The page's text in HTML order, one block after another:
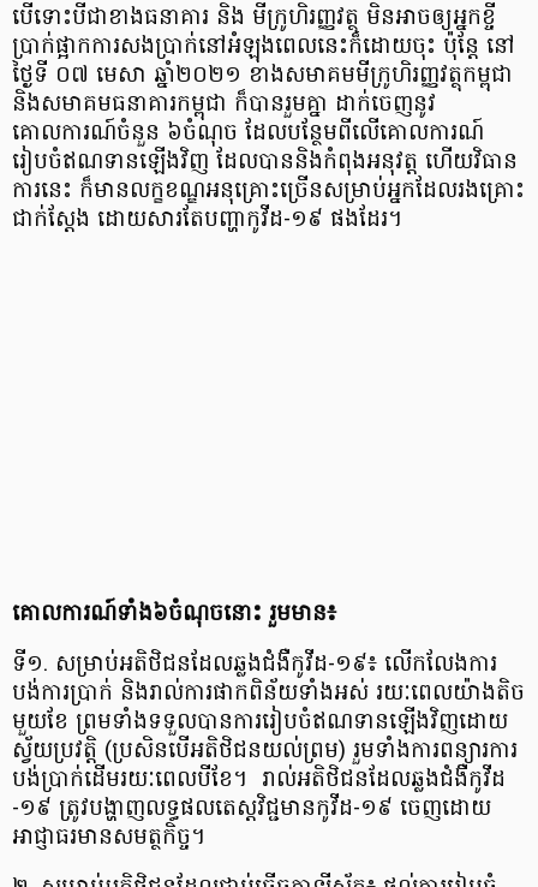
បើ​ទោះបីជា​ខាង​ធនាគារ និង មីក្រូហិរញ្ញវត្ថុ មិន​អាច​ឲ្យ​អ្នក​ខ្ចី
ប្រាក់​ផ្អាក​ការ​សង​ប្រាក់​នៅ​អំឡុង​ពេល​នេះ​ក៏​ដោយ​ចុះ ប៉ុន្ដែ នៅ​
ថ្ងៃ​ទី ០៧ មេ​សា ឆ្នាំ​២០២១ ខាង​សមាគម​មីក្រូហិរញ្ញវត្ថុ​កម្ពុជា
និង​សមាគម​ធនាគារ​កម្ពុជា ក៏​បាន​រួម​គ្នា ដាក់​ចេញ​នូវ​
គោលការណ៍​ចំនួន ៦​ចំណុច ដែល​បន្ថែម​ពីលើ​គោលការណ៍​
រៀបចំ​ឥណទាន​ឡើង​វិញ ដែល​បាន​និង​កំពុង​អនុវត្ត ហើយ​វិធាន
ការ​នេះ ក៏​មាន​លក្ខខណ្ឌ​អនុគ្រោះ​ច្រើន​សម្រាប់​អ្នក​ដែល​រង​គ្រោះ​
ជាក់ស្ដែង ដោយសារ​តែ​បញ្ហា​កូ​វី​ដ​-១៩ ផង​ដែរ​។
គោល​ការណ៍​ទាំង​៦​ចំណុច​នោះ រួម​មាន​៖
ទី​១. សម្រាប់​អតិថិជន​ដែល​ឆ្លង​ជំងឺ​កូ​វី​ដ​-១៩៖ លើកលែង​ការ​
បង់ការ​ប្រាក់ និង​រាល់​ការ​ផាកពិន័យ​ទាំងអស់ រយៈពេល​យ៉ាងតិច​
មួយ​ខែ ព្រមទាំង​ទទួល​បានការ​រៀបចំ​ឥណទាន​ឡើង​វិញ​ដោយ​
ស្វ័យប្រវត្តិ (​ប្រសិនបើ​អតិថិជន​យល់ព្រម​) រួម​ទាំង​ការ​ពន្យារ​ការ​
បង់ប្រាក់​ដើម​រយៈពេល​បី​ខែ​។ រាល់​អតិថិជន​ដែល​ឆ្លង​ជំងឺ​កូ​វី​ដ​
-១៩ ត្រូវ​បង្ហាញ​លទ្ធផល​តេស្ត​វិជ្ជមាន​កូ​វី​ដ​-១៩ ចេញ​ដោយ​
អាជ្ញា​ធរមាន​សមត្ថកិច្ច​។